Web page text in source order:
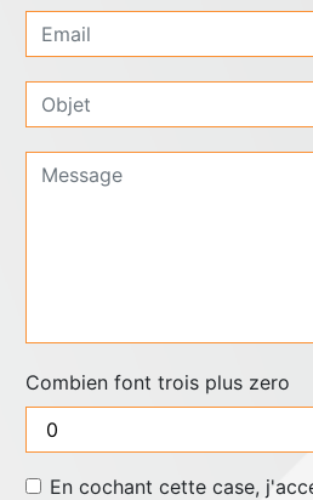
Combien font trois plus zero
En cochant cette case,